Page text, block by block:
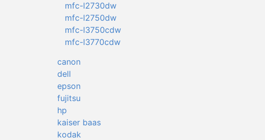
mfc-l2730dw
mfc-l2750dw
mfc-l3750cdw
mfc-l3770cdw
canon
dell
epson
fujitsu
hp
kaiser baas
kodak